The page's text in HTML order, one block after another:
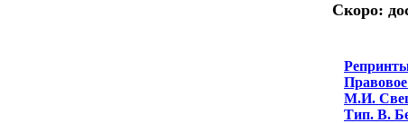
Скоро:
М.И.
Тип. В.